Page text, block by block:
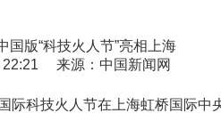
版“科技火人节”亮相上海
22:21 来源：中国新闻网
科技火人节在上海虹桥国际中